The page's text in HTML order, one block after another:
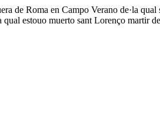
Roma en Campo Verano de·la
estouo muerto sant Lorenço martir